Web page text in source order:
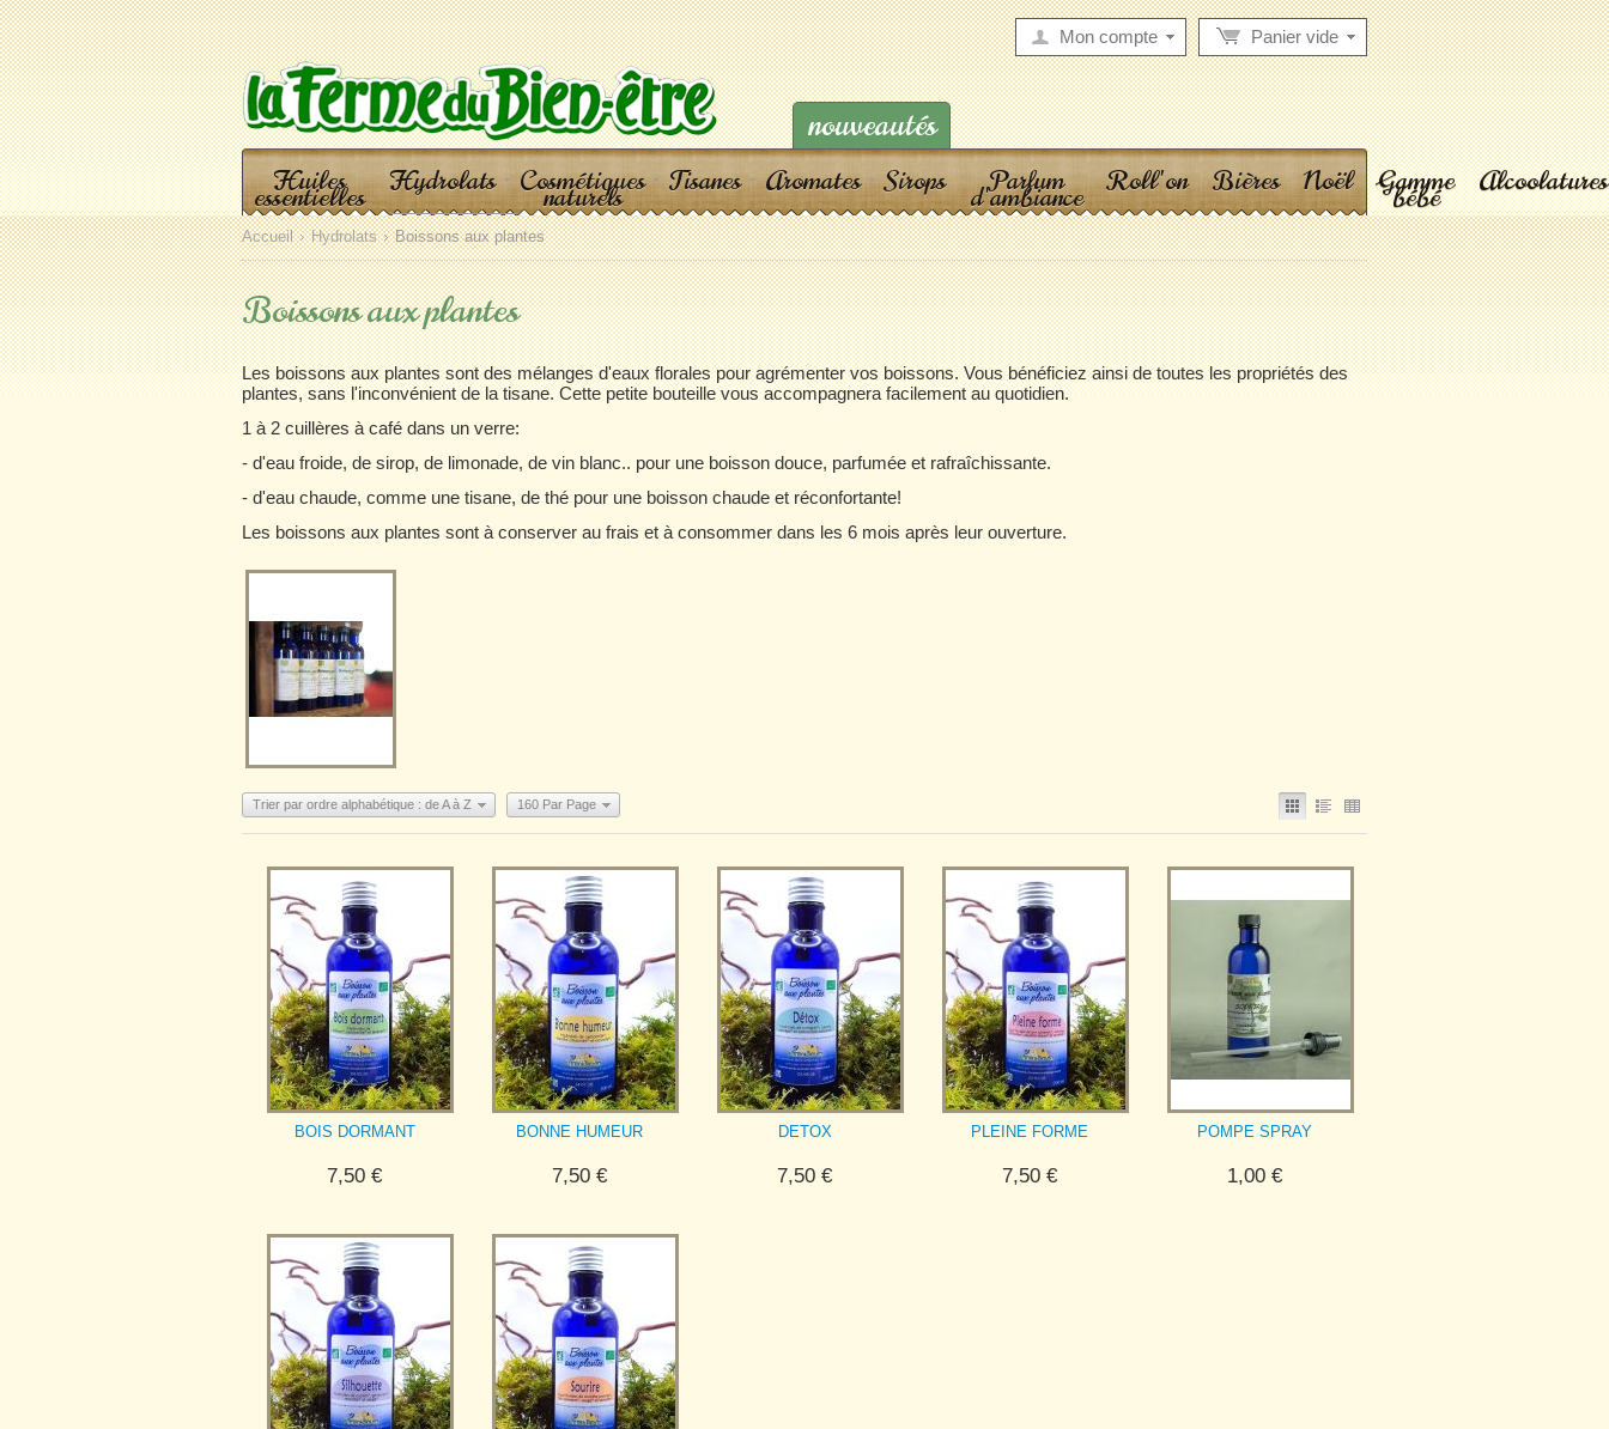
Panier vide
Mon compte
nouveautés
Huiles
essentielles Hydrolats Cosmétiques
naturels Tisanes Aromates Sirops Parfum
d'ambiance Roll'on Bières Noël Gamme
bébé Alcoolatures
Accueil Hydrolats Boissons aux plantes
Boissons aux plantes
Les boissons aux plantes sont des mélanges d'eaux florales pour agrémenter vos boissons. Vous bénéficiez ainsi de toutes les propriétés des
plantes, sans l'inconvénient de la tisane. Cette petite bouteille vous accompagnera facilement au quotidien.
1 à 2 cuillères à café dans un verre:
- d'eau froide, de sirop, de limonade, de vin blanc.. pour une boisson douce, parfumée et rafraîchissante.
- d'eau chaude, comme une tisane, de thé pour une boisson chaude et réconfortante!
Les boissons aux plantes sont à conserver au frais et à consommer dans les 6 mois après leur ouverture.
Trier par ordre alphabétique : de A à Z 160 Par Page
BOIS DORMANT
7,50 €
BONNE HUMEUR
7,50 €
DETOX
7,50 €
PLEINE FORME
7,50 €
POMPE SPRAY
1,00 €